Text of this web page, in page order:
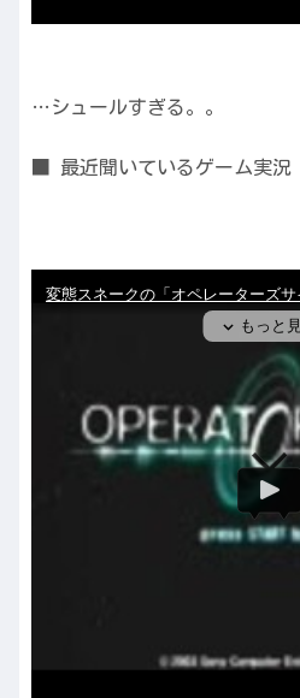
…シュールすぎる。。
■ 最近聞いているゲーム実況